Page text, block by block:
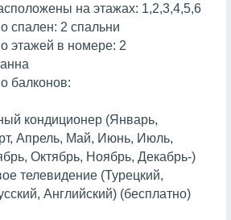
на этажах: 1,2,3,4,5,6
спален: 2 спальни
этажей в номере: 2
балконов:
кондиционер (Январь,
Апрель, Май, Июнь, Июль,
Октябрь, Ноябрь, Декабрь-)
телевидение (Турецкий,
Английский) (бесплатно)